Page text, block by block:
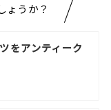
ょうか？
をアンティーク